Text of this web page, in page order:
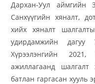
Дархан-Уул аймгийн
Санхүүгийн хяналт,
хийх хяналт
удирдамжийн дагуу
Хүрээлэнгийн
ажиллагаанд шалгалт
батлан гаргасан хууль